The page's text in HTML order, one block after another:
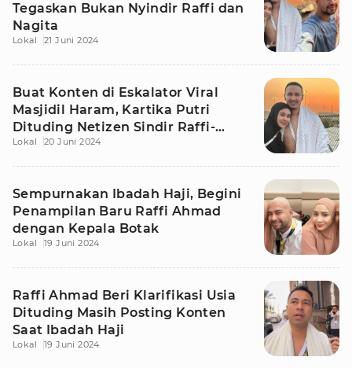
Tegaskan Bukan Nyindir Raffi dan
Nagita
Lokal 21 Juni 2024
Buat Konten di Eskalator Viral
Masjidil Haram, Kartika Putri
Dituding Netizen Sindir Raffi-
Nagita
Lokal 20 Juni 2024
Sempurnakan Ibadah Haji, Begini
Penampilan Baru Raffi Ahmad
dengan Kepala Botak
Lokal 19 Juni 2024
Raffi Ahmad Beri Klarifikasi Usia
Dituding Masih Posting Konten
Saat Ibadah Haji
Lokal 19 Juni 2024